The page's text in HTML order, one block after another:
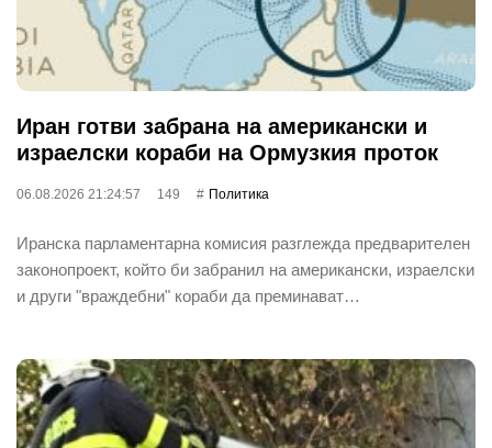
Иран готви забрана на американски и
израелски кораби на Ормузкия проток
06.08.2026 21:24:57 149 Политика
Иранска парламентарна комисия разглежда предварителен
законопроект, който би забранил на американски, израелски
и други "враждебни" кораби да преминават…